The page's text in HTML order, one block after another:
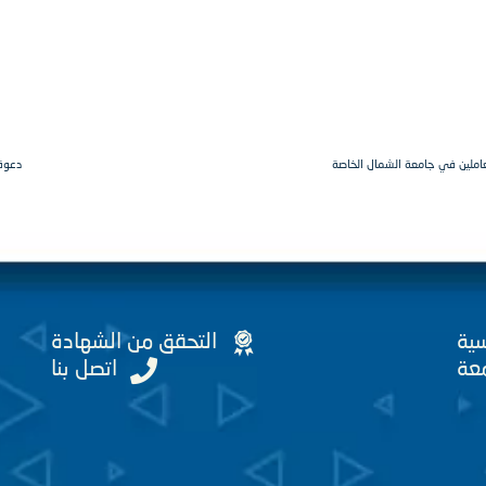
في جامعة الشمال الخاصة
التحقق من الشهادة
اتصل بنا